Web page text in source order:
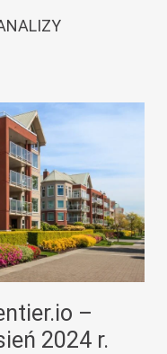
–
2024 r.